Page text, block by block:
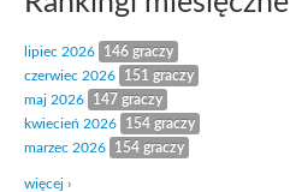
lipiec 2026
146 graczy
czerwiec 2026
151 graczy
maj 2026
147 graczy
kwiecień 2026
154 graczy
marzec 2026
154 graczy
więcej ›